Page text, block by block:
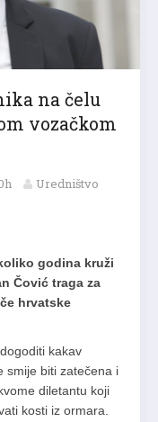
na čelu
vozačkom
Uredništvo
godina kruži
Čović traga za
hrvatske
kakav
smije biti zatečena i
diletantu koji
kosti iz ormara.